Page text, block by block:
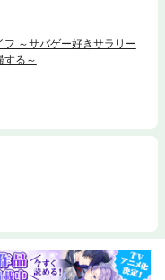
～サバゲー好きサラリー
する～